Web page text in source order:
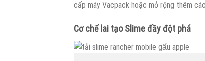
cấp máy Vacpack hoặc mở rộng thêm
Cơ chế lai tạo Slime đầy đột phá